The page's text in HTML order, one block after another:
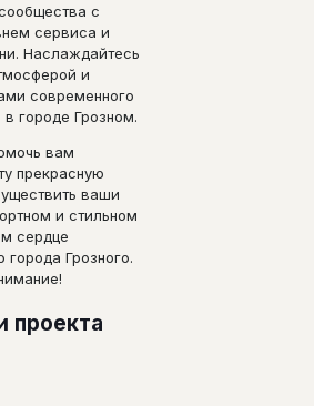
с
сервиса и
Наслаждайтесь
и
современного
городе Грозном.
вам
прекрасную
ваши
и стильном
сердце
города Грозного.
проекта